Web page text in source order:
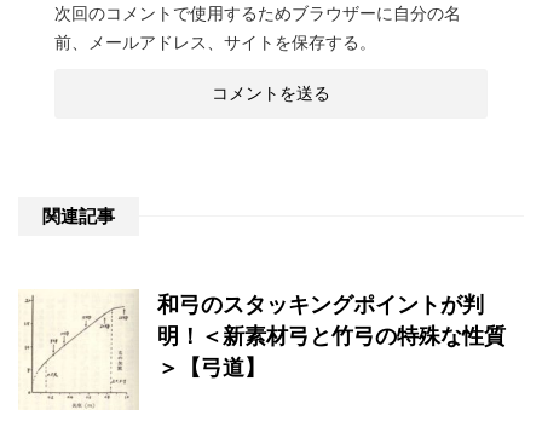
次回のコメントで使用するためブラウザーに自分の名
前、メールアドレス、サイトを保存する。
関連記事
和弓のスタッキングポイントが判
明！＜新素材弓と竹弓の特殊な性質
＞【弓道】